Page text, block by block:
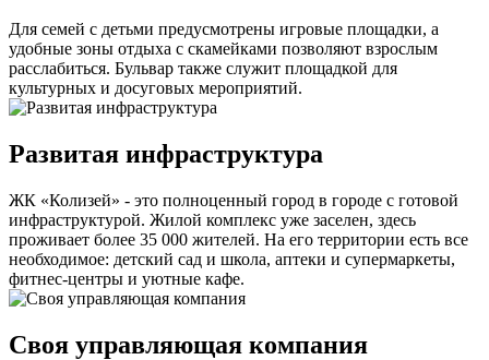
Для семей с детьми предусмотрены игровые площадки, а
удобные зоны отдыха с скамейками позволяют взрослым
расслабиться. Бульвар также служит площадкой для
культурных и досуговых мероприятий.
Развитая инфраструктура
ЖК «Колизей» - это полноценный город в городе с готовой
инфраструктурой. Жилой комплекс уже заселен, здесь
проживает более 35 000 жителей. На его территории есть все
необходимое: детский сад и школа, аптеки и супермаркеты,
фитнес-центры и уютные кафе.
Своя управляющая компания